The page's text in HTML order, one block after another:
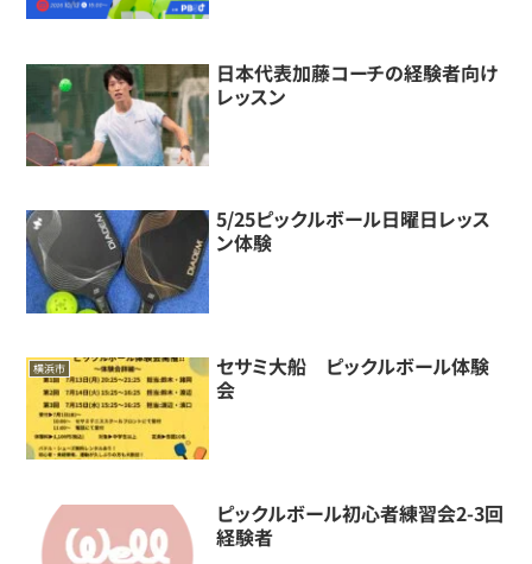
日本代表加藤コーチの経験者向け
レッスン
5/25ピックルボール日曜日レッス
ン体験
横浜市
セサミ大船 ピックルボール体験
会
ピックルボール初心者練習会2-3回
経験者